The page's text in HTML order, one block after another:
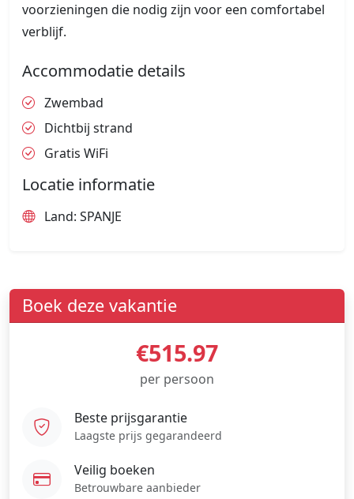
voorzieningen die nodig zijn voor een comfortabel
verblijf.
Accommodatie details
Zwembad
Dichtbij strand
Gratis WiFi
Locatie informatie
Land: SPANJE
Boek deze vakantie
€515.97
per persoon
Beste prijsgarantie
Laagste prijs gegarandeerd
Veilig boeken
Betrouwbare aanbieder